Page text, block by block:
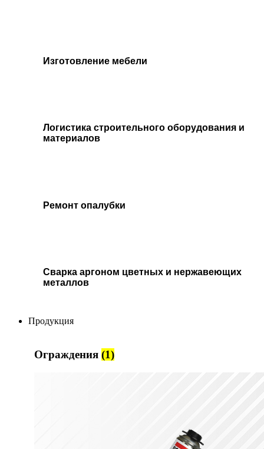
Изготовление мебели
Логистика строительного оборудования и
материалов
Ремонт опалубки
Сварка аргоном цветных и нержавеющих
металлов
Продукция
Ограждения (1)